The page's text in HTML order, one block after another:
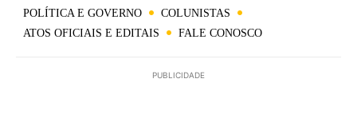
POLÍTICA E GOVERNO
COLUNISTAS
ATOS OFICIAIS E EDITAIS
FALE CONOSCO
PUBLICIDADE